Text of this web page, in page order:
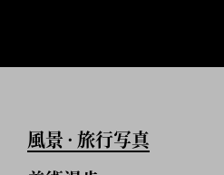
風景 • 旅行写真